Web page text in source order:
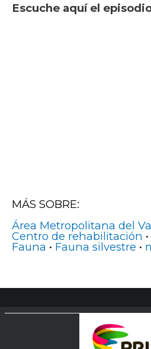
Escuche aquí el
MÁS SOBRE:
Área Metropolitana del
Centro de rehabilitación •
Fauna • Fauna silvestre •